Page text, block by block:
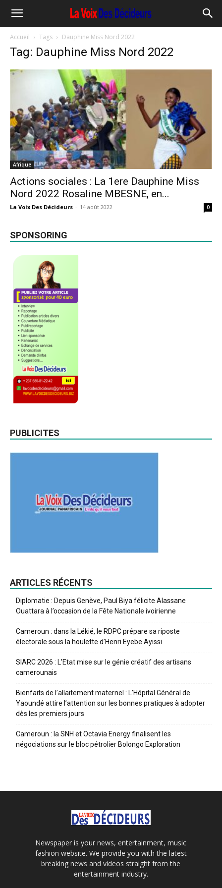
Accueil Tags Dauphine Miss Nord 2022
Tag: Dauphine Miss Nord 2022
Afrique
Actions sociales : La 1ere Dauphine Miss
Nord 2022 Rosaline MBESNE, en...
La Voix Des Décideurs - 14 août 2022 0
SPONSORING
PUBLICITES
ARTICLES RÉCENTS
Diplomatie : Depuis Genève, Paul Biya félicite Alassane
Ouattara à l’occasion de la Fête Nationale ivoirienne
Cameroun : dans la Lékié, le RDPC prépare sa riposte
électorale sous la houlette d’Henri Eyebe Ayissi
SIARC 2026 : L’Etat mise sur le génie créatif des artisans
camerounais
Bienfaits de l’allaitement maternel : L’Hôpital Général de
Yaoundé attire l’attention sur les bonnes pratiques à adopter
dès les premiers jours
Cameroun : la SNH et Octavia Energy finalisent les
négociations sur le bloc pétrolier Bolongo Exploration
Newspaper is your news, entertainment, music
fashion website. We provide you with the latest
breaking news and videos straight from the
entertainment industry.